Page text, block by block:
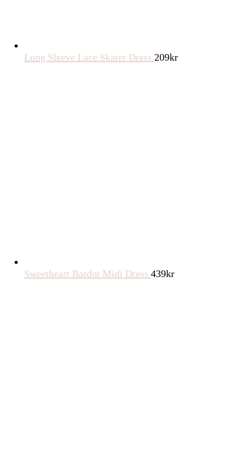
Long Sleeve Lace Skater Dress 209kr
Sweetheart Bardot Midi Dress 439kr